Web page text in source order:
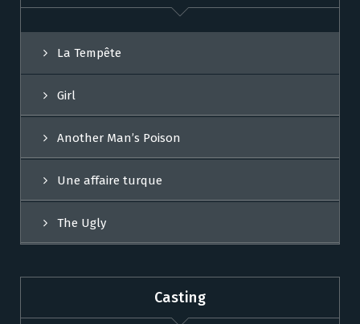
La Tempête
Girl
Another Man’s Poison
Une affaire turque
The Ugly
Casting